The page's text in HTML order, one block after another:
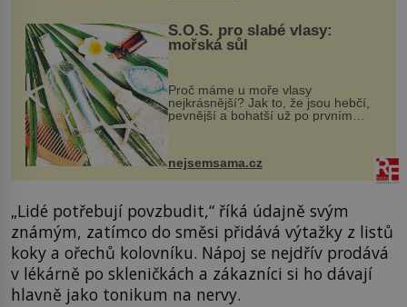
S.O.S. pro slabé vlasy:
mořská sůl
Proč máme u moře vlasy
nejkrásnější? Jak to, že jsou hebčí,
pevnější a bohatší už po prvním
vlasy. ...
nejsemsama.cz
„Lidé potřebují povzbudit,“ říká údajně svým
známým, zatímco do směsi přidává výtažky z listů
koky a ořechů kolovníku. Nápoj se nejdřív prodává
v lékárně po skleničkách a zákazníci si ho dávají
hlavně jako tonikum na nervy.